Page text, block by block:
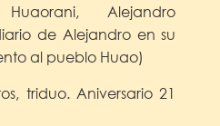
Alejandro
de Alejandro en su
al pueblo Huao)
triduo. Aniversario 21